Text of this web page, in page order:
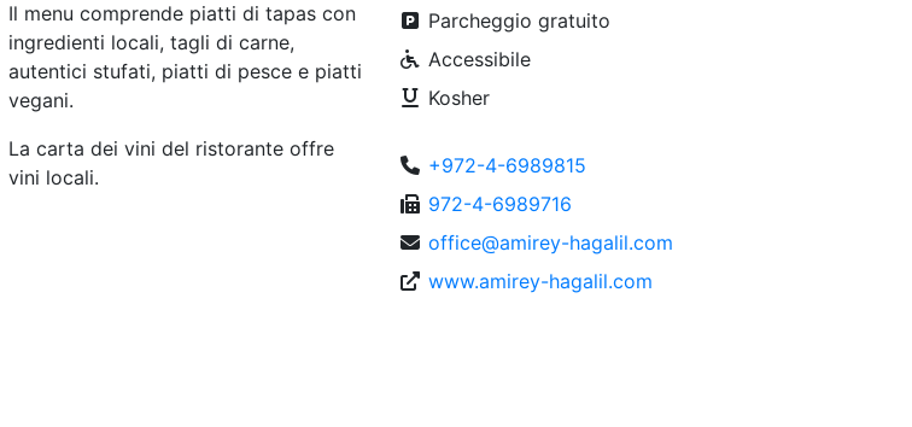
Il menu comprende piatti di tapas con
ingredienti locali, tagli di carne,
autentici stufati, piatti di pesce e piatti
vegani.
La carta dei vini del ristorante offre
vini locali.
Parcheggio gratuito
Accessibile
Kosher
+972-4-6989815
972-4-6989716
office@amirey-hagalil.com
www.amirey-hagalil.com